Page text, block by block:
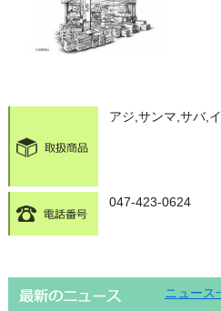
アジ,サンマ,サバ,
047-423-0624
ニュース